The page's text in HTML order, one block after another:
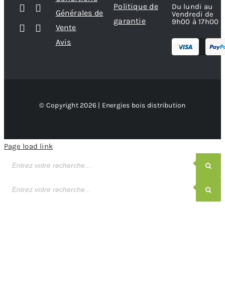
Générales de
Vente
Avis
Politique de
garantie
Du lundi au
Vendredi de
9h00 à 17h00
© Copyright 2026 | Energies bois distribution
Page load link
de
de